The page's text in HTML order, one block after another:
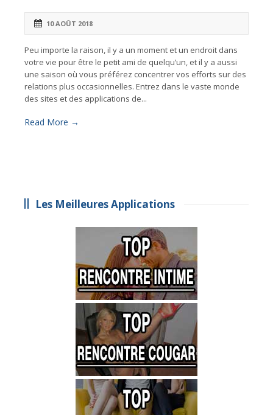
10 AOÛT 2018
Peu importe la raison, il y a un moment et un endroit dans
votre vie pour être le petit ami de quelqu’un, et il y a aussi
une saison où vous préférez concentrer vos efforts sur des
relations plus occasionnelles. Entrez dans le vaste monde
des sites et des applications de...
Read More →
Les Meilleures Applications